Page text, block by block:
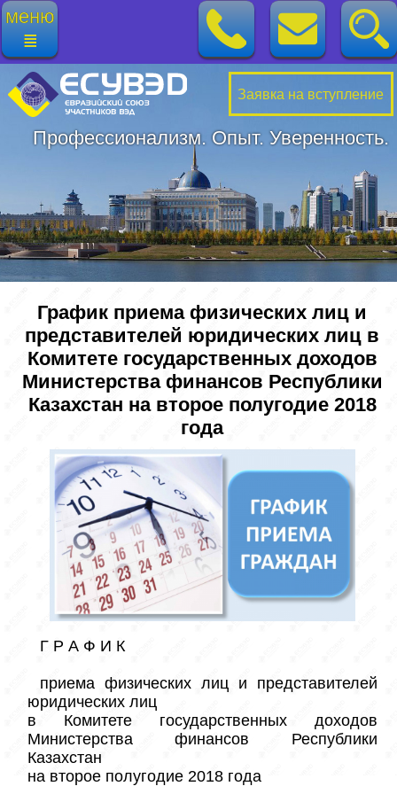
меню
≣
Профессионализм. Опыт. Уверенность.
Заявка на вступление
График приема физических лиц и
представителей юридических лиц в
Комитете государственных доходов
Министерства финансов Республики
Казахстан на второе полугодие 2018
года
Г Р А Ф И К
приема физических лиц и представителей
юридических лиц
в Комитете государственных доходов
Министерства финансов Республики
Казахстан
на второе полугодие 2018 года